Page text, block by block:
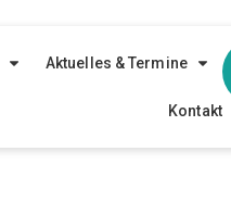
Aktuelles & Termine
Kontakt